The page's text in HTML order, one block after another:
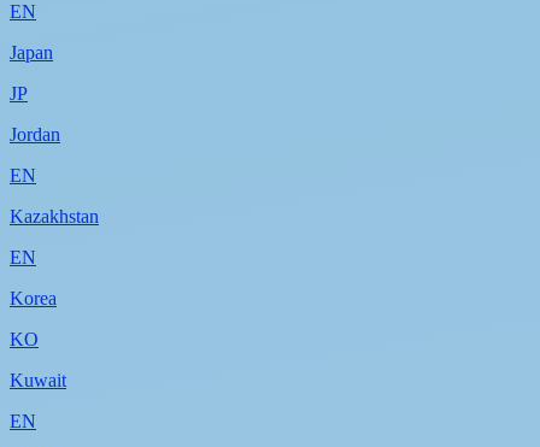
EN
Japan
JP
Jordan
EN
Kazakhstan
EN
Korea
KO
Kuwait
EN